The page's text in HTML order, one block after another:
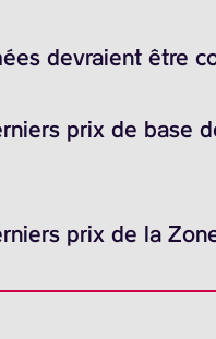
devraient être
prix de base
prix de la